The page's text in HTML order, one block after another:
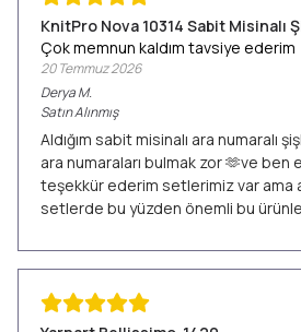
KnitPro Nova 10314 Sabit Misinalı
Çok memnun kaldım tavsiye ederim
20 Temmuz 2026
DeryaM.
Satın Alınmış
Aldığım sabit misinalı ara numaralı
ara numaraları bulmak zor 🫶ve ben
teşekkür ederim setlerimiz var ama
setlerde bu yüzden önemli bu